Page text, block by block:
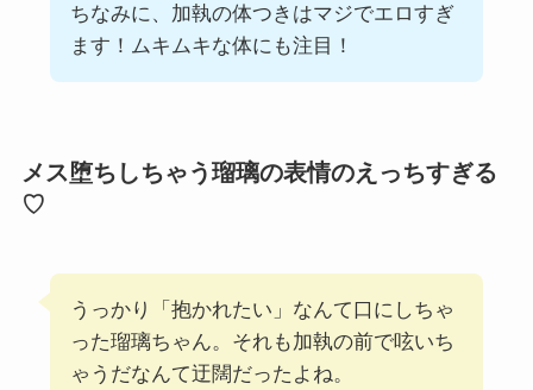
ちなみに、加執の体つきはマジでエロすぎ
ます！ムキムキな体にも注目！
メス堕ちしちゃう瑠璃の表情のえっちすぎる
♡
うっかり「抱かれたい」なんて口にしちゃ
った瑠璃ちゃん。それも加執の前で呟いち
ゃうだなんて迂闊だったよね。